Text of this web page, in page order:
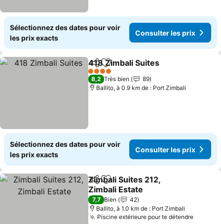
Sélectionnez des dates pour voir
les prix exacts
Consulter les prix
PartagerAjouter à mes favoris
418 Zimbali Suites
4 Étoiles
8,2 Très bien
89
Ballito, à 0.9 km de : Port Zimbali
Sélectionnez des dates pour voir
les prix exacts
Consulter les prix
PartagerAjouter à mes favoris
Zimbali Suites 212,
Zimbali Estate
Consulter les prix
7,7 Bien
42
Ballito, à 1.0 km de : Port Zimbali
Piscine extérieure pour te détendre